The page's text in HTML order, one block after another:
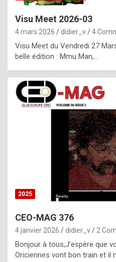
l
i
t
r
Visu Meet 2026-03
4 mars 2026 didier_v 4
Visu Meet du Vendredi 27
belle édition : Mmu Man,…
2025
CEO-MAG 376
4 janvier 2026 didier_v 2
Bonjour à tous,J’espère que
Oriciennes vont bon train et il